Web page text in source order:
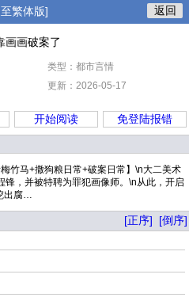
繁体版] 返回
画画破案了
类型：都市言情
更新：2026-05-17
开始阅读 免登陆报错
竹马+撒狗粮日常+破案日常】\n大二美术
，并被特聘为罪犯画像师。\n从此，开启
出腐…
[正序]
[倒序]